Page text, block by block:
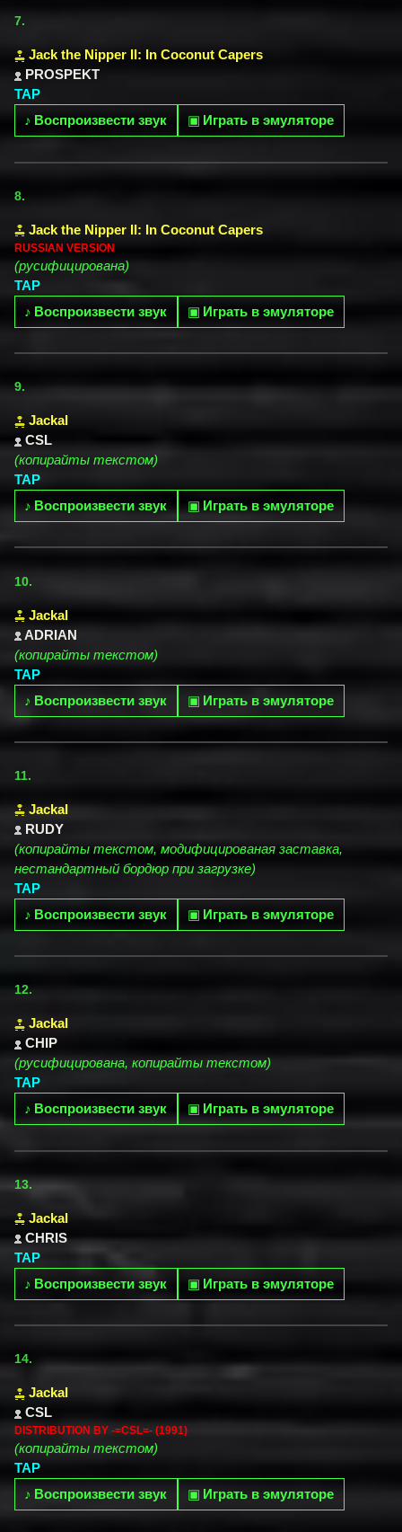
7.
Jack the Nipper II: In Coconut Capers
PROSPEKT
TAP
♪ Воспроизвести звук ▣ Играть в эмуляторе
8.
Jack the Nipper II: In Coconut Capers
RUSSIAN VERSION
(русифицирована)
TAP
♪ Воспроизвести звук ▣ Играть в эмуляторе
9.
Jackal
CSL
(копирайты текстом)
TAP
♪ Воспроизвести звук ▣ Играть в эмуляторе
10.
Jackal
ADRIAN
(копирайты текстом)
TAP
♪ Воспроизвести звук ▣ Играть в эмуляторе
11.
Jackal
RUDY
(копирайты текстом, модифицированая заставка,
нестандартный бордюр при загрузке)
TAP
♪ Воспроизвести звук ▣ Играть в эмуляторе
12.
Jackal
CHIP
(русифицирована, копирайты текстом)
TAP
♪ Воспроизвести звук ▣ Играть в эмуляторе
13.
Jackal
CHRIS
TAP
♪ Воспроизвести звук ▣ Играть в эмуляторе
14.
Jackal
CSL
DISTRIBUTION BY -=CSL=- (1991)
(копирайты текстом)
TAP
♪ Воспроизвести звук ▣ Играть в эмуляторе